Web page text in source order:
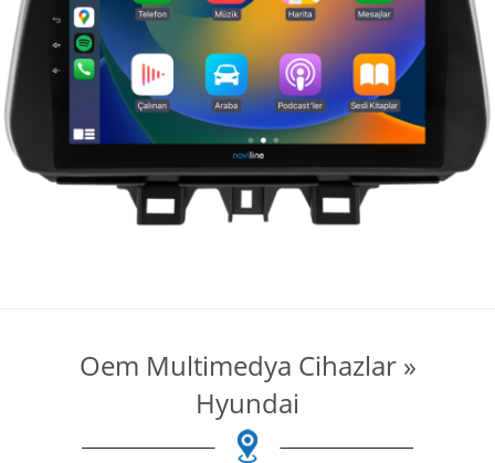
Oem Multimedya Cihazlar»
Hyundai